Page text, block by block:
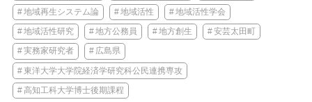
地域再生システム論 地域活性 地域活性学会
地域活性研究 地方公務員 地方創生 安芸太田町
実務家研究者 広島県
東洋大学大学院経済学研究科公民連携専攻
高知工科大学博士後期課程